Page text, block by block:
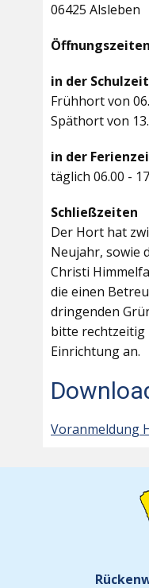
06425 Alsleben
Öffnungszeiten
in der Schulzeit
Frühhort von
Späthort von
in der
täglich 06.00 -
Schließzeiten
Der Hort hat
Neujahr, sowie
Christi
die einen
dringenden
bitte rechtzeitig
Einrichtung an.
Voranmeldung